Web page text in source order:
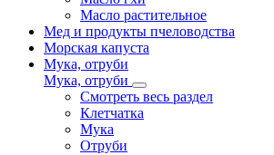
Масло растительное
Мед и продукты пчеловодства
Морская капуста
Мука, отруби
Мука, отруби
Смотреть весь раздел
Клетчатка
Мука
Отруби